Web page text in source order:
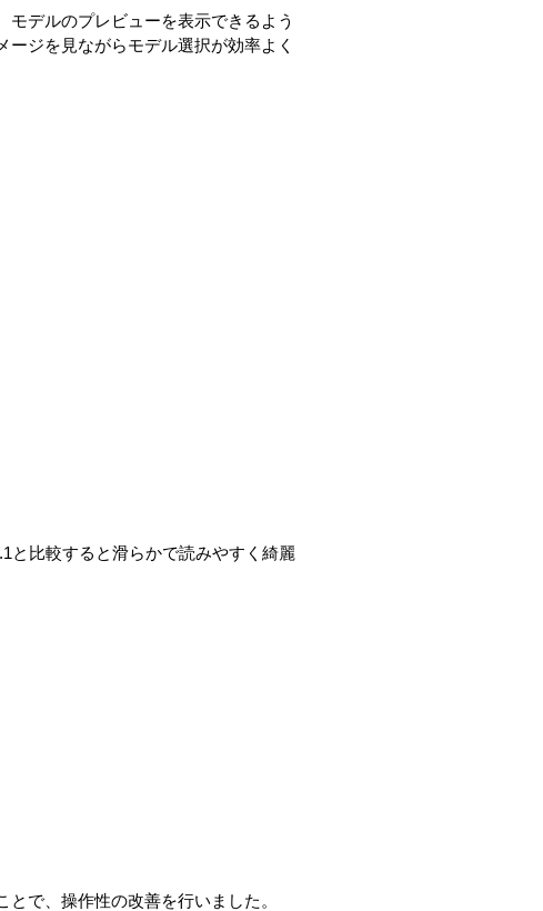
デルのプレビューを表示できるよう
ジを見ながらモデル選択が効率よく
と比較すると滑らかで読みやすく綺麗
で、操作性の改善を行いました。